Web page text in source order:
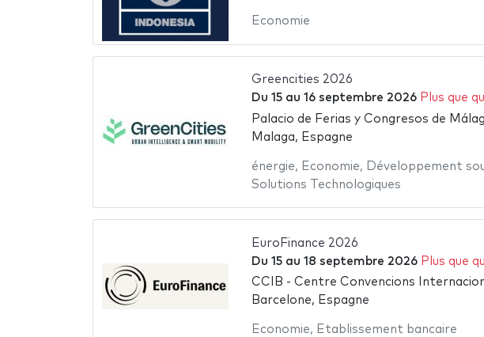
Economie
Greencities 2026
Du 15au 16 septembre 2026 Plus que
Palacio de Ferias y Congresos de
Malaga, Espagne
énergie, Economie, Développement
Solutions Technologiques
EuroFinance 2026
Du 15au 18 septembre 2026 Plus que
CCIB - Centre Convencions
Barcelone, Espagne
Economie, Etablissement bancaire